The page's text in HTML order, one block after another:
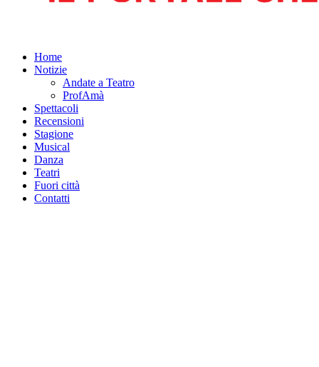
Home
Notizie
Andate a Teatro
ProfAmà
Spettacoli
Recensioni
Stagione
Musical
Danza
Teatri
Fuori città
Contatti